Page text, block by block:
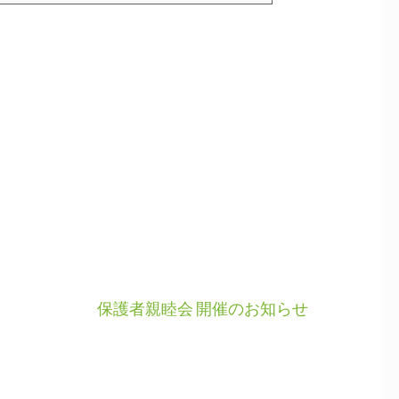
保護者親睦会 開催のお知らせ